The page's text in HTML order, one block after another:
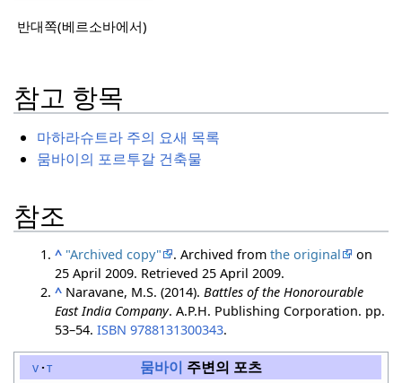
반대쪽(베르소바에서)
참고 항목
마하라슈트라 주의 요새 목록
뭄바이의 포르투갈 건축물
참조
^ "Archived copy" . Archived fromthe original
on
25 April 2009. Retrieved25 April 2009.
^ Naravane, M.S. (2014).Battles of the Honorourable
East India Company. A.P.H. Publishing Corporation. pp.
53–54.ISBN 9788131300343.
v t 뭄바이 주변의 포츠